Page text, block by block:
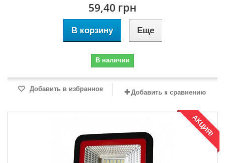
59,40 грн
В корзину Еще
В наличии
Добавить в избранное Добавить к сравнению
АКЦИЯ!